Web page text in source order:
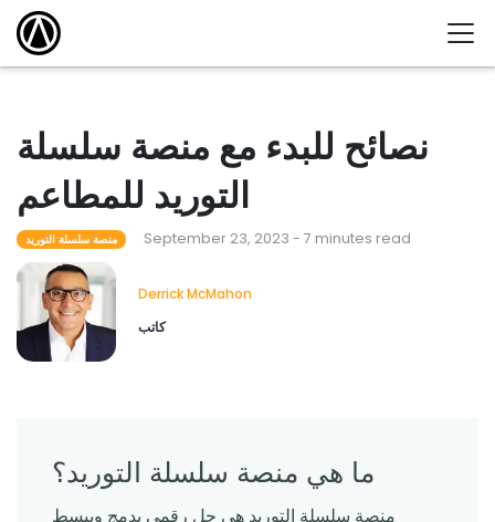
نصائح للبدء مع منصة سلسلة
التوريد للمطاعم
منصة سلسلة التوريد September 23, 2023 - 7 minutes read
Derrick McMahon
كاتب
ما هي منصة سلسلة التوريد؟
منصة سلسلة التوريد هي حل رقمي يدمج ويبسط